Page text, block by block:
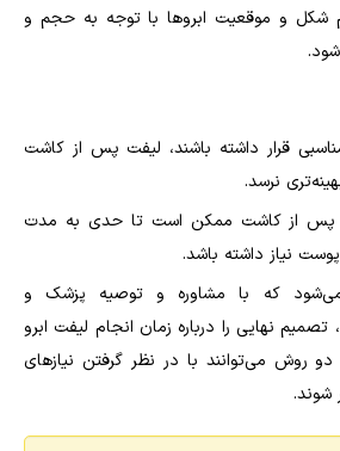
شکل و موقعیت ابروها با توجه به حجم و
قرار داشته باشند، لیفت پس از کاشت
نرسد.
پس از کاشت ممکن است تا حدی به مدت
نیاز داشته باشد.
که با مشاوره و توصیه پزشک و
نهایی را درباره زمان انجام لیفت ابرو
روش می‌توانند با در نظر گرفتن نیازهای
شوند.